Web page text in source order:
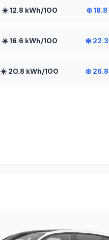
☀️ 12.8 kWh/100 ❄️
☀️ 16.6 kWh/100 ❄️
☀️ 20.8 kWh/100 ❄️